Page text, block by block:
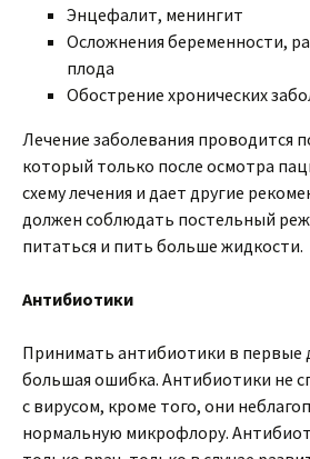
Энцефалит, менингит
Осложнения беременности,
плода
Обострение хронических
Лечение заболевания проводится
который только после осмотра
схему лечения и дает другие
должен соблюдать постельный
питаться и пить больше жидкости.
Антибиотики
Принимать антибиотики в первые
большая ошибка. Антибиотики не
с вирусом, кроме того, они
нормальную микрофлору.